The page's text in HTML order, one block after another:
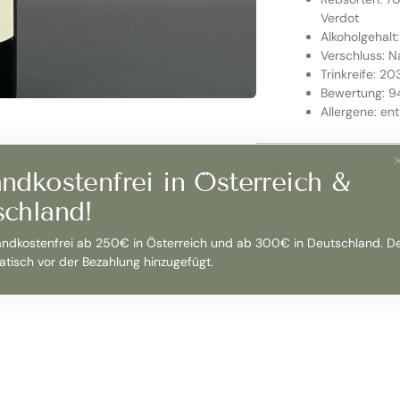
in Österreich &
ab 250€ in Österreich und ab 300€ in Deutschland.
vor der Bezahlung hinzugefügt.
Verdot
Verschluss:
Trinkreife:
Bewertung:
Allergene:
Service